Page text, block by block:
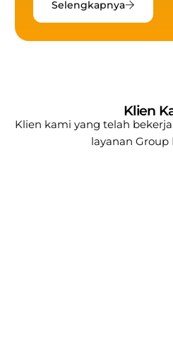
Selengkapnya
Klien
Klien kami yang telah
layanan Group